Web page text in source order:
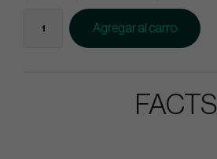
Agregar al carro
FACTS